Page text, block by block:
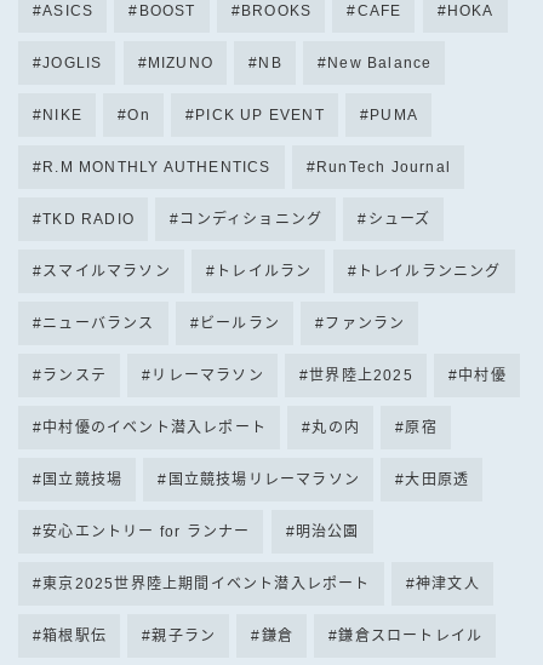
ASICS BOOST BROOKS CAFE HOKA
JOGLIS MIZUNO NB New Balance
NIKE On PICK UP EVENT PUMA
R.M MONTHLY AUTHENTICS RunTech Journal
TKD RADIO コンディショニング シューズ
スマイルマラソン トレイルラン トレイルランニング
ニューバランス ビールラン ファンラン
ランステ リレーマラソン 世界陸上2025 中村優
中村優のイベント潜入レポート 丸の内 原宿
国立競技場 国立競技場リレーマラソン 大田原透
安心エントリー for ランナー 明治公園
東京2025世界陸上期間イベント潜入レポート 神津文人
箱根駅伝 親子ラン 鎌倉 鎌倉スロートレイル